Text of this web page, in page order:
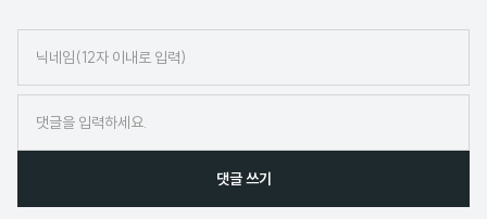
임
댓글 쓰기